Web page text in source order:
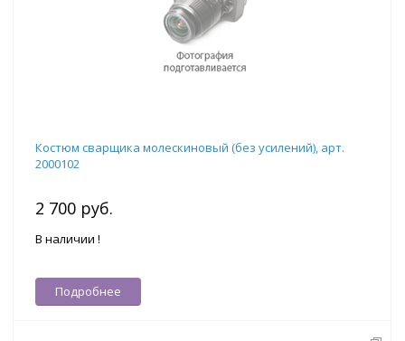
Костюм сварщика молескиновый (без усилений), арт.
2000102
2 700 руб.
В наличии !
Подробнее